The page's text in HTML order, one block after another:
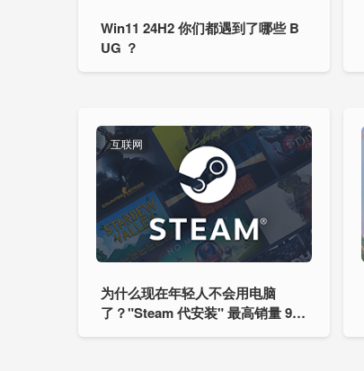
Win11 24H2 你们都遇到了哪些 B
UG ？
互联网
为什么现在年轻人不会用电脑
了？"Steam 代安装" 最高销量 900
0+